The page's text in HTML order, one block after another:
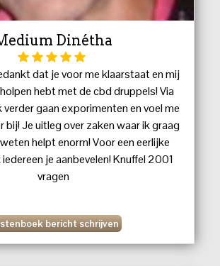
Dinétha
dat je voor me klaarstaat en mij
hebt met de cbd druppels! Via
verder gaan exporimenten en voel me
bij! Je uitleg over zaken waar ik graag
helpt enorm! Voor een eerlijke
je aanbevelen! Knuffel 2001
vragen
bericht schrijven